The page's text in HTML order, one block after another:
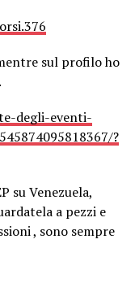
sul profilo ho
degli-eventi-
?
su Venezuela,
a pezzi e
, sono sempre